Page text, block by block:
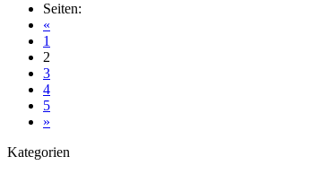
Seiten:
«
1
2
3
4
5
»
Kategorien